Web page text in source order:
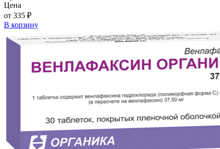
Цена
от 335 ₽
В корзину